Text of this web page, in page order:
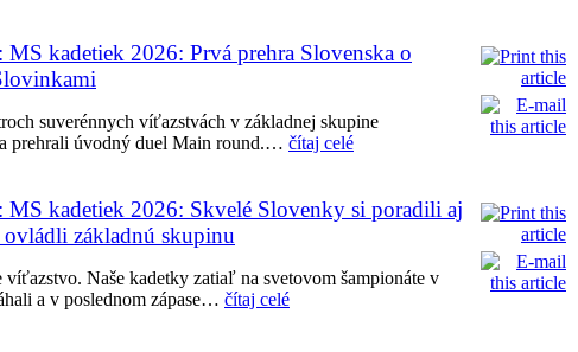
MS kadetiek 2026: Prvá prehra Slovenska o
suverénnych víťazstvách v základnej skupine
prehrali úvodný duel Main round.… čítaj celé
MS kadetiek 2026: Skvelé Slovenky si poradili aj
ovládli základnú skupinu
víťazstvo. Naše kadetky zatiaľ na svetovom šampionáte v
a v poslednom zápase… čítaj celé